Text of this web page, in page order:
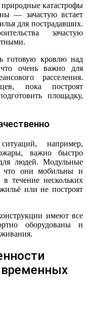
катастрофы
— зачастую встает
для пострадавших.
зачастую
готовую кровлю над
очень важно для
расселения.
пока построят
площадку,
например,
важно быстро
людей. Модульные
что они мобильны и
течение нескольких
или не построят
имеют все
оборудованы и